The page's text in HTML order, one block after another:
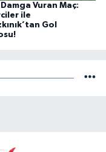
Vuran Maç:
ile
Gol